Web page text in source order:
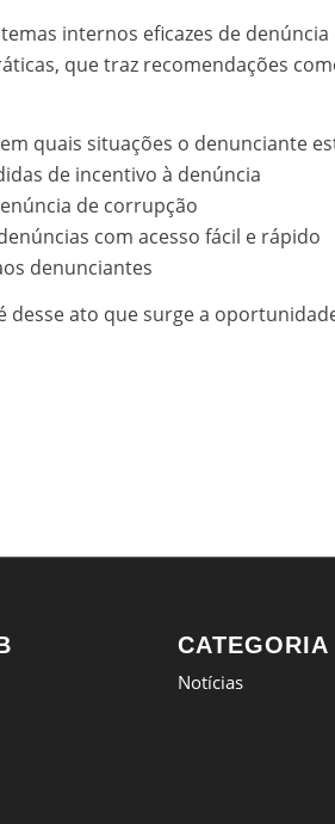
internos eficazes de denúncia
que traz recomendações
quais situações o denunciante
de incentivo à denúncia
de corrupção
com acesso fácil e rápido
denunciantes
desse ato que surge a
CATEGORIA
Notícias